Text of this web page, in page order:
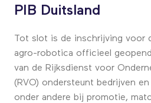
PIB Duitsland
Tot slot is de inschrijving voor
agro-robotica officieel
van de Rijksdienst voor
(RVO) ondersteunt bedrijven
onder andere bij promotie,